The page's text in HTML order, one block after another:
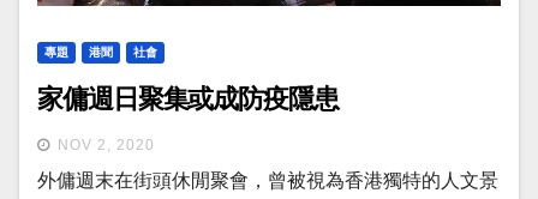
專題 港聞 社會
家傭週日聚集或成防疫隱患
NOV 2, 2020
外傭週末在街頭休閒聚會，曾被視為香港獨特的人文景